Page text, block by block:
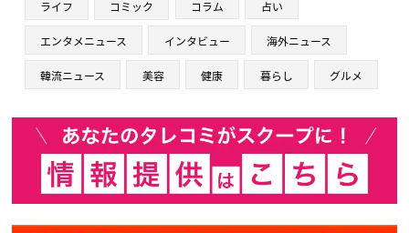
ライフ コミック コラム 占い
エンタメニュース インタビュー 海外ニュース
韓流ニュース 美容 健康 暮らし グルメ